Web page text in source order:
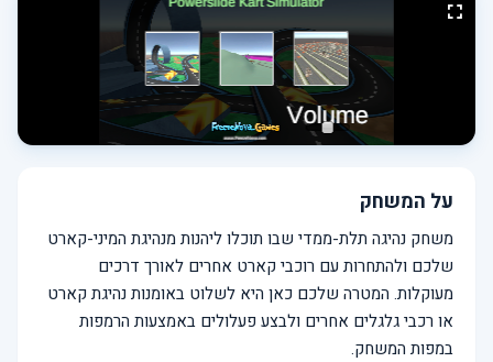
על המשחק
משחק נהיגה תלת-ממדי שבו תוכלו ליהנות מנהיגת המיני-קארט
שלכם ולהתחרות עם רוכבי קארט אחרים לאורך דרכים
מעוקלות. המטרה שלכם כאן היא לשלוט באומנות נהיגת קארט
או רכבי גלגלים אחרים ולבצע פעלולים באמצעות הרמפות
במפות המשחק.